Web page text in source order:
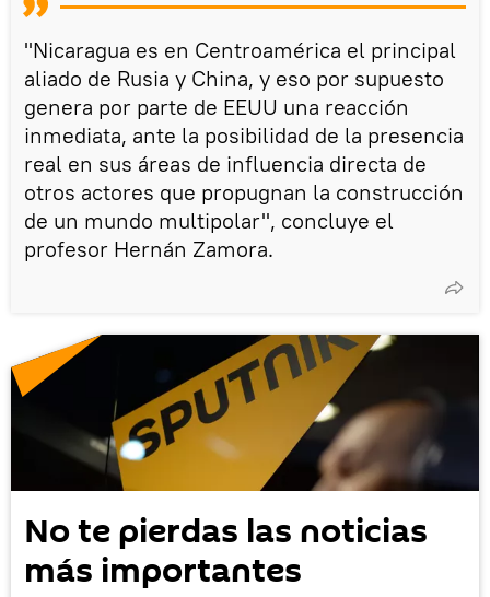
"Nicaragua es en Centroamérica el principal
aliado de Rusia y China, y eso por supuesto
genera por parte de EEUU una reacción
inmediata, ante la posibilidad de la presencia
real en sus áreas de influencia directa de
otros actores que propugnan la construcción
de un mundo multipolar", concluye el
profesor Hernán Zamora.
No te pierdas las noticias
más importantes